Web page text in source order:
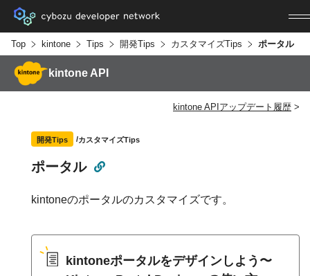
Top kintone Tips 開発Tips カスタマイズTips ポータル
kintone API
kintone APIアップデート履歴
開発Tips カスタマイズTips
ポータル
kintoneのポータルのカスタマイズです。
kintoneポータルをデザインしよう〜